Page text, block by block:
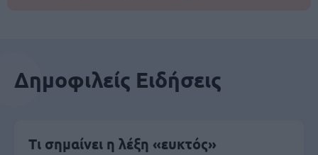
Δημοφιλείς Ειδήσεις
Τι σημαίνει η λέξη «ευκτός»